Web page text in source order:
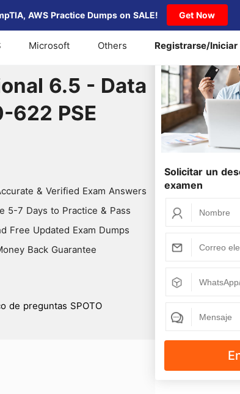
AWS Practice Dumps on SALE! Get Now
Microsoft Others Registrarse/Iniciar
Solicitar un
examen
Center Virtualization (2V0-622 PSE Exam)
6.5 - Data
PSE
& Verified Exam Answers
5-7 Days to Practice & Pass
Free Updated Exam Dumps
Back Guarantee
de preguntas SPOTO